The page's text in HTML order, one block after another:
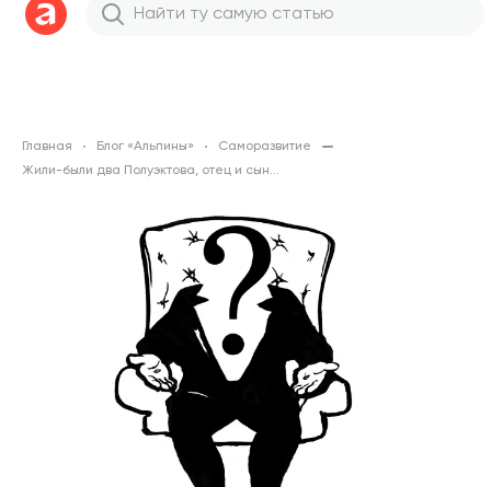
Главная Блог «Альпины»
Саморазвитие
Жили-были два Полуэктова, отец и сын...